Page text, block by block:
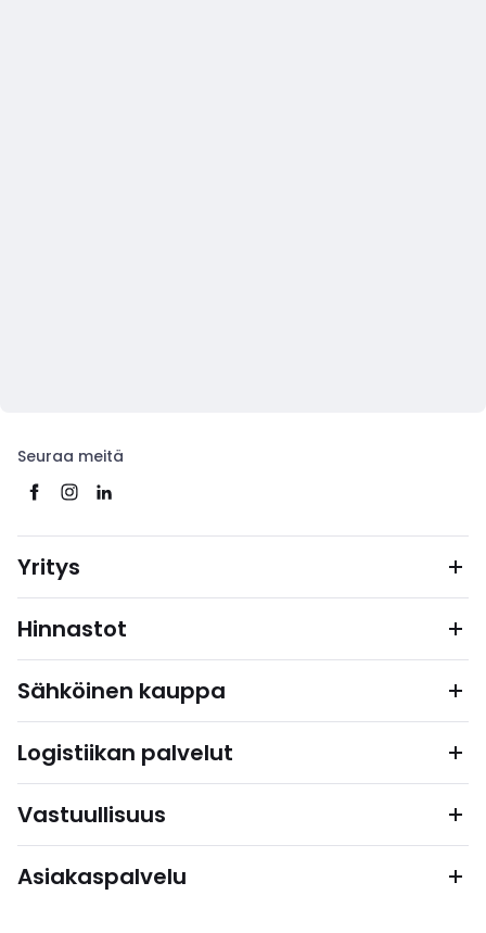
Seuraa meitä
Yritys
Hinnastot
Sähköinen kauppa
Logistiikan palvelut
Vastuullisuus
Asiakaspalvelu